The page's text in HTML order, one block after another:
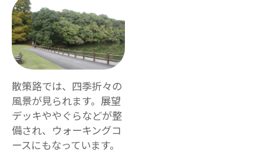
散策路では、四季折々の
風景が見られます。展望
デッキややぐらなどが整
備され、ウォーキングコ
ースにもなっています。